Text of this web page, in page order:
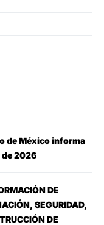
de México informa
de 2026
DE
SEGURIDAD,
DE